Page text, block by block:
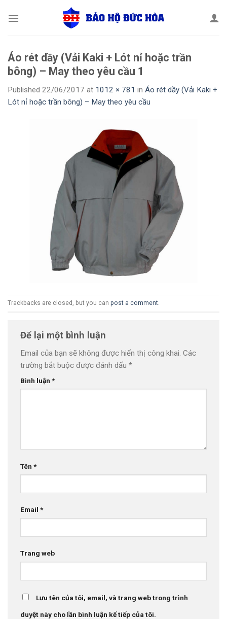
Áo rét dầy (Vải Kaki + Lót nỉ hoặc trần
bông) – May theo yêu cầu 1
Published 22/06/2017 at 1012 × 781 in Áo rét dầy (Vải Kaki +
Lót nỉ hoặc trần bông) – May theo yêu cầu
Trackbacks are closed, but you can post a comment.
Để lại một bình luận
Email của bạn sẽ không được hiển thị công khai. Các
trường bắt buộc được đánh dấu *
Bình luận *
Tên *
Email *
Trang web
Lưu tên của tôi, email, và trang web trong trình
duyệt này cho lần bình luận kế tiếp của tôi.